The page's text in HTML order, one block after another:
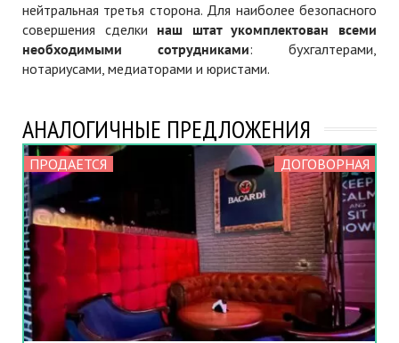
нейтральная третья сторона. Для наиболее безопасного
совершения сделки наш штат укомплектован всеми
необходимыми сотрудниками: бухгалтерами,
нотариусами, медиаторами и юристами.
АНАЛОГИЧНЫЕ ПРЕДЛОЖЕНИЯ
ПРОДАЕТСЯ ДОГОВОРНАЯ